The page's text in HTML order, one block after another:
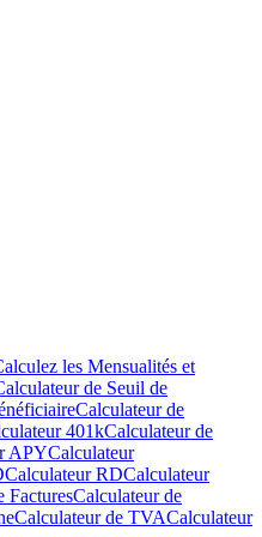
les Mensualités et
de Seuil de
Calculateur de
401kCalculateur de
APYCalculateur
Calculateur RDCalculateur
FacturesCalculateur de
Calculateur de TVACalculateur